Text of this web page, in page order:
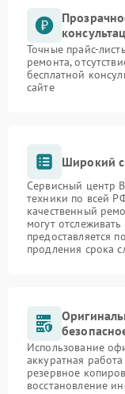
Точные прайс-
ремонта,
бесплатной
сайте
Широкий
Сервисный центр
техники по всей
качественный
могут
предоставляется
продления срока
Использование
аккуратная
резервное
восстановление